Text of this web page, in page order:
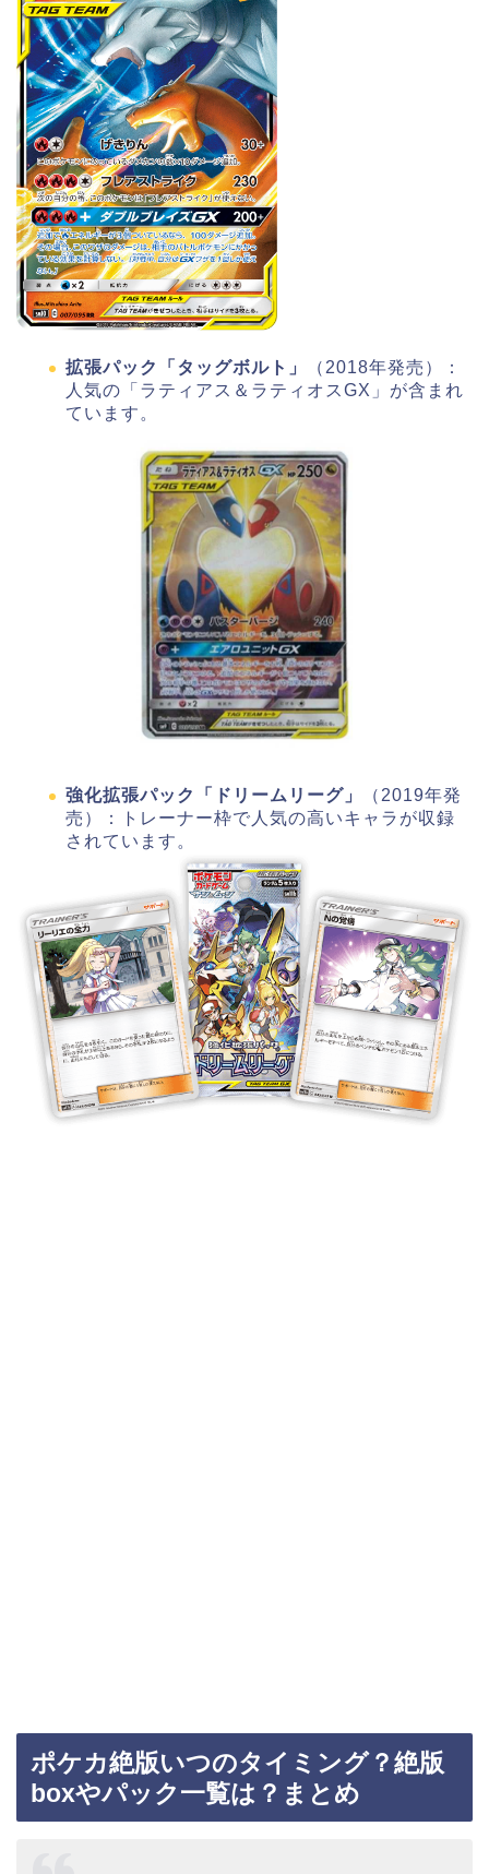
拡張パック「タッグボルト」
（2018年発売）：
人気の「ラティアス＆ラティオスGX」が含まれ
ています。
強化拡張パック「ドリームリーグ」
（2019年発
売）：トレーナー枠で人気の高いキャラが収録
されています。
ポケカ絶版いつのタイミング？絶版
boxやパック一覧は？まとめ